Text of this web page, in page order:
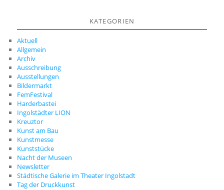
KATEGORIEN
Aktuell
Allgemein
Archiv
Ausschreibung
Ausstellungen
Bildermarkt
FemFestival
Harderbastei
Ingolstädter LION
Kreuztor
Kunst am Bau
Kunstmesse
Kunststücke
Nacht der Museen
Newsletter
Städtische Galerie im Theater Ingolstadt
Tag der Druckkunst